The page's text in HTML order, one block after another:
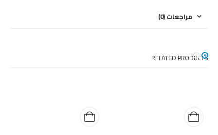
مراجعات (0)
RELATED PRODUCTS